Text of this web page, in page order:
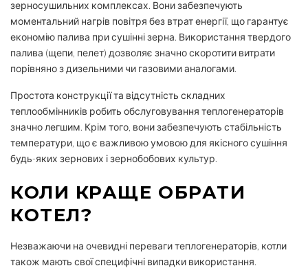
зерносушильних комплексах. Вони забезпечують
моментальний нагрів повітря без втрат енергії, що гарантує
економію палива при сушінні зерна. Використання твердого
палива (щепи, пелет) дозволяє значно скоротити витрати
порівняно з дизельними чи газовими аналогами.
Простота конструкції та відсутність складних
теплообмінників робить обслуговування теплогенераторів
значно легшим. Крім того, вони забезпечують стабільність
температури, що є важливою умовою для якісного сушіння
будь-яких зернових і зернобобових культур.
КОЛИ КРАЩЕ ОБРАТИ
КОТЕЛ?
Незважаючи на очевидні переваги теплогенераторів, котли
також мають свої специфічні випадки використання.